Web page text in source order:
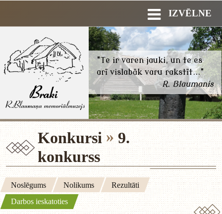
IZVĒLNE
"Te ir varen jauki, un te es
arī vislabāk varu rakstīt..."
R. Blaumanis
Konkursi
9.
konkurss
Noslēgums Nolikums
Rezultāti
Darbos ieskatoties